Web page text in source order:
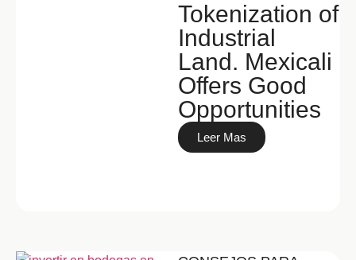
Tokenization of
Industrial
Land. Mexicali
Offers Good
Opportunities
Leer Mas